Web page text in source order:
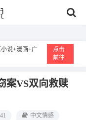
说+漫画+广
点击
前往
案VS双向救赎
中文情感